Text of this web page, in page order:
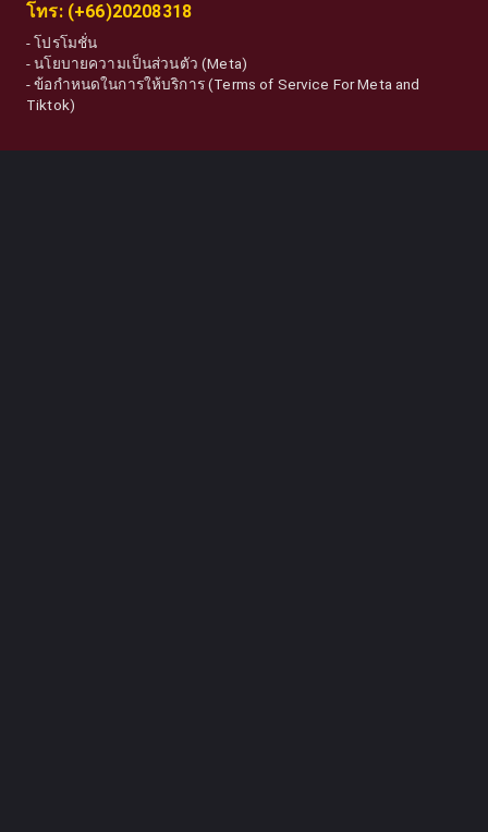
โทร: (+66)20208318
-โปรโมชั่น
-นโยบายความเป็นส่วนตัว (Meta)
-ข้อกำหนดในการให้บริการ (Terms of Service For Meta and
Tiktok)